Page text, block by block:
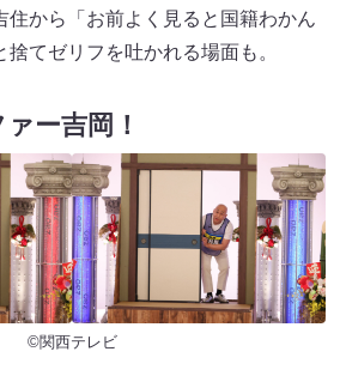
住から「お前よく見ると国籍わかん
てゼリフを吐かれる場面も。
ー吉岡！
©関西テレビ